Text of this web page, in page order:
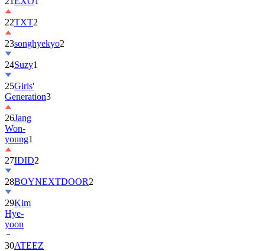
22TXT2
23songhyekyo2
24Suzy1
25Girls'
Generation3
26Jang
Won-
young1
27IDID2
28BOYNEXTDOOR2
29Kim
Hye-
yoon
30ATEEZ